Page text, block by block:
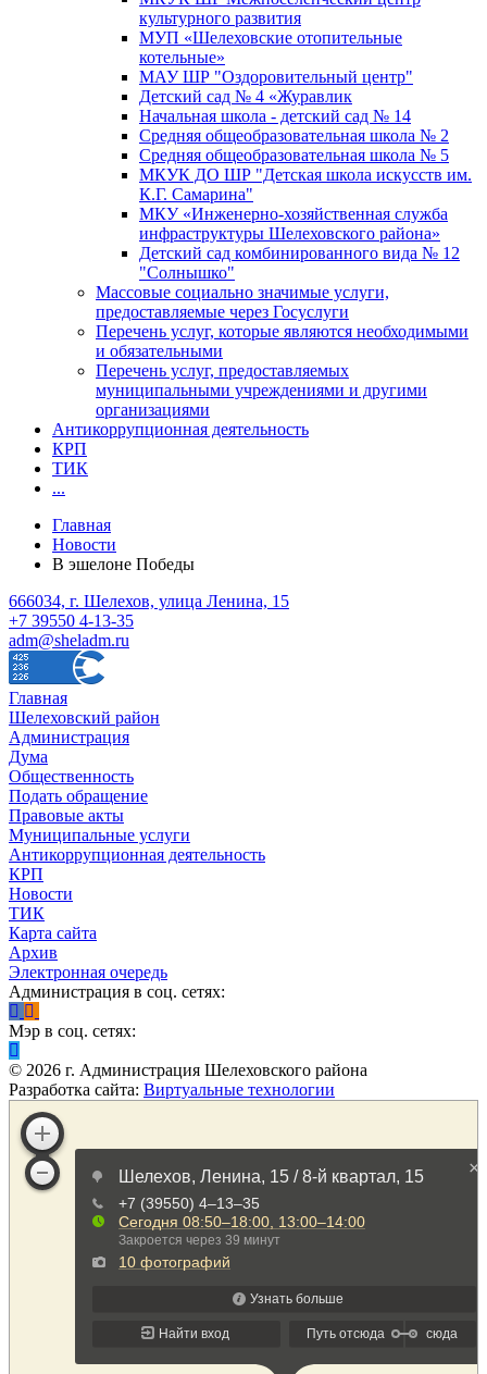
культурного развития
МУП «Шелеховские отопительные
котельные»
МАУ ШР "Оздоровительный центр"
Детский сад № 4 «Журавлик
Начальная школа - детский сад № 14
Средняя общеобразовательная школа № 2
Средняя общеобразовательная школа № 5
МКУК ДО ШР "Детская школа искусств им.
К.Г. Самарина"
МКУ «Инженерно-хозяйственная служба
инфраструктуры Шелеховского района»
Детский сад комбинированного вида № 12
"Солнышко"
Массовые социально значимые услуги,
предоставляемые через Госуслуги
Перечень услуг, которые являются необходимыми
и обязательными
Перечень услуг, предоставляемых
муниципальными учреждениями и другими
организациями
Антикоррупционная деятельность
КРП
ТИК
...
Главная
Новости
В эшелоне Победы
666034, г. Шелехов, улица Ленина, 15
+7 39550 4-13-35
adm@sheladm.ru
Главная
Шелеховский район
Администрация
Дума
Общественность
Подать обращение
Правовые акты
Муниципальные услуги
Антикоррупционная деятельность
КРП
Новости
ТИК
Карта сайта
Архив
Электронная очередь
Администрация в соц. сетях:
Мэр в соц. сетях:
© 2026 г. Администрация Шелеховского района
Разработка сайта: Виртуальные технологии